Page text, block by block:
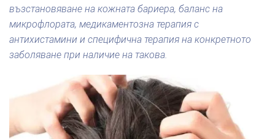
възстановяване на кожната бариера, баланс на
микрофлората, медикаментозна терапия с
антихистамини и специфична терапия на конкретното
заболяване при наличие на такова.